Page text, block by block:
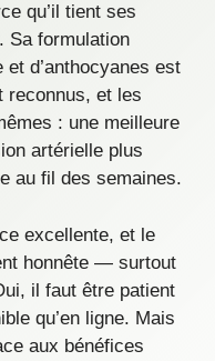
qu’il tient ses
Sa formulation
et d’anthocyanes est
reconnus, et les
: une meilleure
artérielle plus
au fil des semaines.
excellente, et le
honnête — surtout
il faut être patient
qu’en ligne. Mais
aux bénéfices